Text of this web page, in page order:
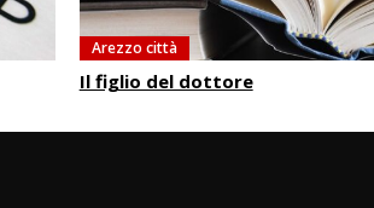
Arezzo città
Il figlio del dottore